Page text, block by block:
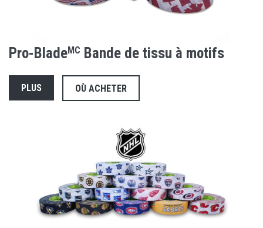
Pro-BladeMC Bande de tissu à motifs
PLUS OÙ ACHETER